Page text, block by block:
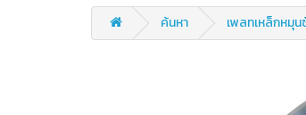
ค้นหา เพลทเหล็กหมุ